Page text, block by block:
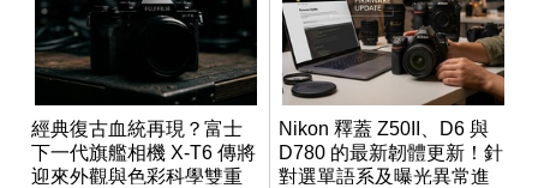
經典復古血統再現？富士
下一代旗艦相機 X-T6 傳將
迎來外觀與色彩科學雙重
Nikon 釋蓋 Z50II、D6 與
D780 的最新韌體更新！針
對選單語系及曝光異常進